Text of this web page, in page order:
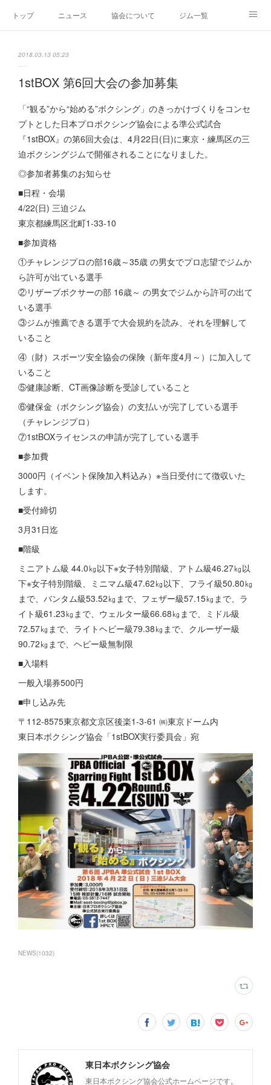
トップ ニュース 協会について ジム一覧
2018.03.13 05:23
1stBOX 第6回大会の参加募集
「“観る”から“始める”ボクシング」のきっかけづくりをコンセ
プトとした日本プロボクシング協会による準公式試合
『1stBOX』の第6回大会は、4月22日(日)に東京・練馬区の三
迫ボクシングジムで開催されることになりました。
◎参加者募集のお知らせ
■日程・会場
4/22(日) 三迫ジム
東京都練馬区北町1-33-10
■参加資格
①チャレンジプロの部16歳～35歳 の男女でプロ志望でジムか
ら許可が出ている選手
②リザーブボクサーの部 16歳～ の男女でジムから許可の出て
いる選手
③ジムが推薦できる選手で大会規約を読み、それを理解して
いること
④（財）スポーツ安全協会の保険（新年度4月～）に加入して
いること
⑤健康診断、CT画像診断を受診していること
⑥健保金（ボクシング協会）の支払いが完了している選手
（チャレンジプロ）
⑦1stBOXライセンスの申請が完了している選手
■参加費
3000円（イベント保険加入料込み）※当日受付にて徴収いた
します。
■受付締切
3月31日迄
■階級
ミニアトム級 44.0㎏以下※女子特別階級、アトム級46.27㎏以
下※女子特別階級、ミニマム級47.62㎏以下、フライ級50.80㎏
まで、バンタム級53.52㎏まで、フェザー級57.15㎏まで、ラ
イト級61.23㎏まで、ウェルター級66.68㎏まで、ミドル級
72.57㎏まで、ライトヘビー級79.38㎏まで、クルーザー級
90.72㎏まで、ヘビー級無制限
■入場料
一般入場券500円
■申し込み先
〒112‐8575東京都文京区後楽1‐3‐61 ㈱東京ドーム内
東日本ボクシング協会「1stBOX実行委員会」宛
NEWS(1032)
東日本ボクシング協会
東日本ボクシング協会公式ホームページです。